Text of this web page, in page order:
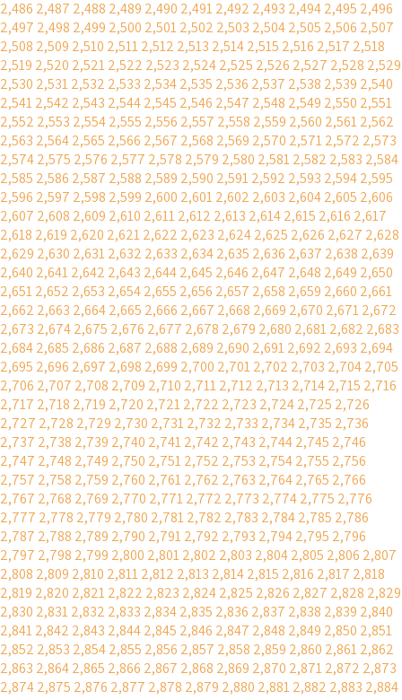
2,486 2,487 2,488 2,489 2,490 2,4912,492 2,493 2,4942,495 2,496
2,497 2,498 2,499 2,500 2,5012,502 2,503 2,5042,505 2,506 2,507
2,508 2,509 2,510 2,5112,512 2,513 2,5142,515 2,516 2,517 2,518
2,519 2,520 2,5212,522 2,523 2,5242,525 2,526 2,527 2,528 2,529
2,530 2,5312,532 2,533 2,5342,535 2,536 2,537 2,538 2,539 2,540
2,5412,542 2,543 2,5442,545 2,546 2,547 2,548 2,549 2,550 2,551
2,552 2,553 2,5542,555 2,556 2,557 2,558 2,559 2,560 2,5612,562
2,563 2,5642,565 2,566 2,567 2,568 2,569 2,570 2,5712,572 2,573
2,5742,575 2,576 2,577 2,578 2,579 2,580 2,5812,582 2,583 2,584
2,585 2,586 2,587 2,588 2,589 2,590 2,5912,592 2,593 2,5942,595
2,596 2,597 2,598 2,599 2,600 2,6012,602 2,603 2,6042,605 2,606
2,607 2,608 2,609 2,610 2,6112,612 2,613 2,6142,615 2,616 2,617
2,618 2,619 2,620 2,6212,622 2,623 2,6242,625 2,626 2,627 2,628
2,629 2,630 2,6312,632 2,633 2,6342,635 2,636 2,637 2,638 2,639
2,640 2,6412,642 2,643 2,6442,645 2,646 2,647 2,648 2,649 2,650
2,6512,652 2,653 2,6542,655 2,656 2,657 2,658 2,659 2,660 2,661
2,662 2,663 2,6642,665 2,666 2,667 2,668 2,669 2,670 2,6712,672
2,673 2,6742,675 2,676 2,677 2,678 2,679 2,680 2,6812,682 2,683
2,6842,685 2,686 2,687 2,688 2,689 2,690 2,6912,692 2,693 2,694
2,695 2,696 2,697 2,698 2,699 2,700 2,7012,702 2,703 2,7042,705
2,706 2,707 2,708 2,709 2,710 2,7112,712 2,713 2,7142,715 2,716
2,717 2,718 2,719 2,720 2,7212,722 2,723 2,7242,725 2,726
2,727 2,728 2,729 2,730 2,7312,732 2,733 2,7342,735 2,736
2,737 2,738 2,739 2,740 2,7412,742 2,743 2,7442,745 2,746
2,747 2,748 2,749 2,750 2,7512,752 2,753 2,7542,755 2,756
2,757 2,758 2,759 2,760 2,7612,762 2,763 2,7642,765 2,766
2,767 2,768 2,769 2,770 2,7712,772 2,773 2,7742,775 2,776
2,777 2,778 2,779 2,780 2,7812,782 2,783 2,7842,785 2,786
2,787 2,788 2,789 2,790 2,7912,792 2,793 2,7942,795 2,796
2,797 2,798 2,799 2,800 2,8012,802 2,803 2,8042,805 2,806 2,807
2,808 2,809 2,810 2,8112,812 2,813 2,8142,815 2,816 2,817 2,818
2,819 2,820 2,8212,822 2,823 2,8242,825 2,826 2,827 2,828 2,829
2,830 2,8312,832 2,833 2,8342,835 2,836 2,837 2,838 2,839 2,840
2,8412,842 2,843 2,8442,845 2,846 2,847 2,848 2,849 2,850 2,851
2,852 2,853 2,8542,855 2,856 2,857 2,858 2,859 2,860 2,8612,862
2,863 2,8642,865 2,866 2,867 2,868 2,869 2,870 2,8712,872 2,873
2,8742,875 2,876 2,877 2,878 2,879 2,880 2,8812,882 2,883 2,884